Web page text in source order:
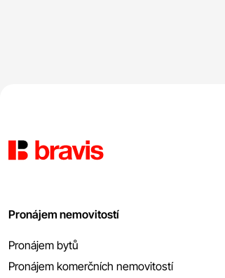
Pronájem nemovitostí
Pronájem bytů
Pronájem komerčních nemovitostí